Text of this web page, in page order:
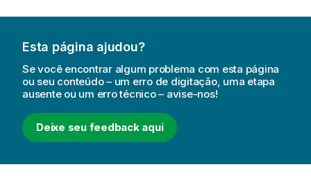
Esta página ajudou?
Se você encontrar algum problema com esta página
ou seu conteúdo – um erro de digitação, uma etapa
ausente ou um erro técnico – avise-nos!
Deixe seu feedback aqui